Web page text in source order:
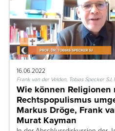
16.06.2022
Frank van der Velden, Tobias Specker
Wie können Religionen
Rechtspopulismus
Markus Dröge, Frank
Murat Kayman